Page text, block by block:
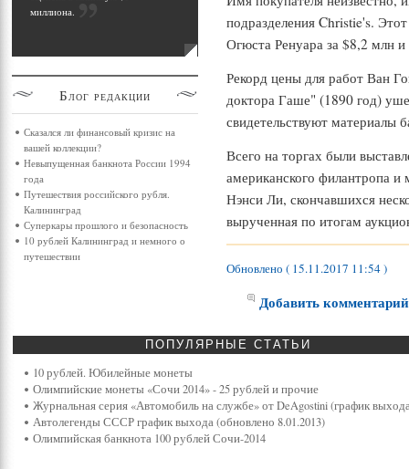
подразделения Christie's.
Огюста Ренуара за $8,2 млн
Рекорд цены для работ Ван
доктора Гаше" (1890 год)
свидетельствуют материалы
Всего на торгах были
американского филантропа и
Нэнси Ли, скончавшихся
вырученная по итогам
Обновлено ( 15.11.2017 11:54 )
Добавить комментарий
миллиона.
Блог редакции
Сказался ли финансовый кризис на
вашей коллекции?
Невыпущенная банкнота России 1994
года
Путешествия российского рубля.
Калининград
Суперкары прошлого и безопасность
10 рублей Калининград и немного о
путешествии
ПОПУЛЯРНЫЕ СТАТЬИ
10 рублей. Юбилейные монеты
Олимпийские монеты «Сочи 2014» - 25 рублей и прочие
Журнальная серия «Автомобиль на службе» от DeAgostini (график
Автолегенды СССР график выхода (обновлено 8.01.2013)
Олимпийская банкнота 100 рублей Сочи-2014